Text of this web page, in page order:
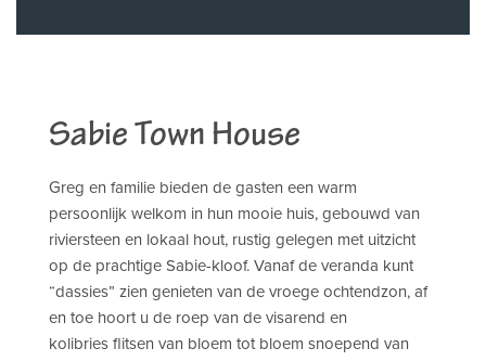
Sabie Town House
Greg en familie bieden de gasten een warm
persoonlijk welkom in hun mooie huis, gebouwd van
riviersteen en lokaal hout, rustig gelegen met uitzicht
op de prachtige Sabie-kloof. Vanaf de veranda kunt
“dassies” zien genieten van de vroege ochtendzon, af
en toe hoort u de roep van de visarend en
kolibries flitsen van bloem tot bloem snoepend van